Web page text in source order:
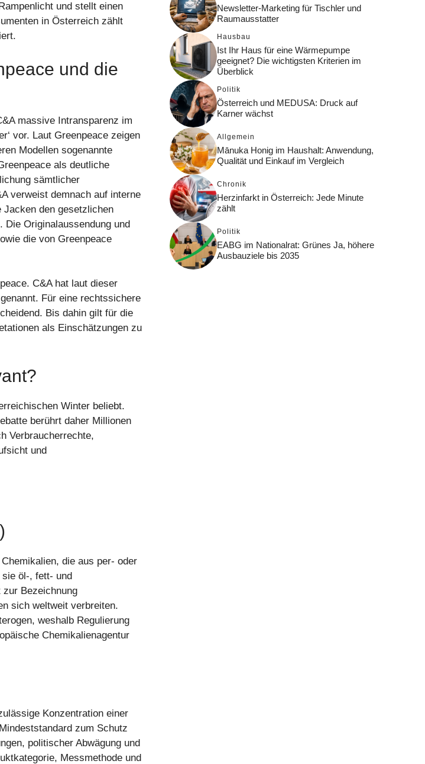
und stellt einen
in Österreich zählt
und die
massive Intransparenz im
vor. Laut Greenpeace zeigen
Modellen sogenannte
als deutliche
sämtlicher
verweist demnach auf interne
Jacken den gesetzlichen
Die Originalaussendung und
die von Greenpeace
C&A hat laut dieser
Für eine rechtssichere
Bis dahin gilt für die
als Einschätzungen zu
Winter beliebt.
berührt daher Millionen
Verbraucherrechte,
und
die aus per- oder
öl-, fett- und
Bezeichnung
sich weltweit verbreiten.
weshalb Regulierung
Chemikalienagentur
Konzentration einer
zum Schutz
politischer Abwägung und
Messmethode und
Newsletter-Marketing für Tischler und
Raumausstatter
Hausbau
Ist Ihr Haus für eine Wärmepumpe
geeignet? Die wichtigsten Kriterien im
Überblick
Politik
Österreich und MEDUSA: Druck auf
Karner wächst
Allgemein
Mānuka Honig im Haushalt: Anwendung,
Qualität und Einkauf im Vergleich
Chronik
Herzinfarkt in Österreich: Jede Minute
zählt
Politik
EABG im Nationalrat: Grünes Ja, höhere
Ausbauziele bis 2035